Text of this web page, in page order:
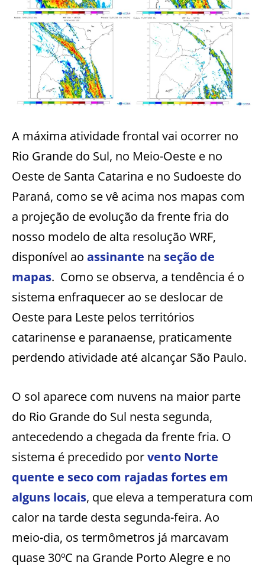
A máxima atividade frontal vai ocorrer no
Rio Grande do Sul, no Meio-Oeste e no
Oeste de Santa Catarina e no Sudoeste do
Paraná, como se vê acima nos mapas com
a projeção de evolução da frente fria do
nosso modelo de alta resolução WRF,
disponível ao assinante na seção de
mapas. Como se observa, a tendência é o
sistema enfraquecer ao se deslocar de
Oeste para Leste pelos territórios
catarinense e paranaense, praticamente
perdendo atividade até alcançar São Paulo.
O sol aparece com nuvens na maior parte
do Rio Grande do Sul nesta segunda,
antecedendo a chegada da frente fria. O
sistema é precedido porvento Norte
quente e seco com rajadas fortes em
alguns locais, que eleva a temperatura com
calor na tarde desta segunda-feira. Ao
meio-dia, os termômetros já marcavam
quase 30ºC na Grande Porto Alegre e no